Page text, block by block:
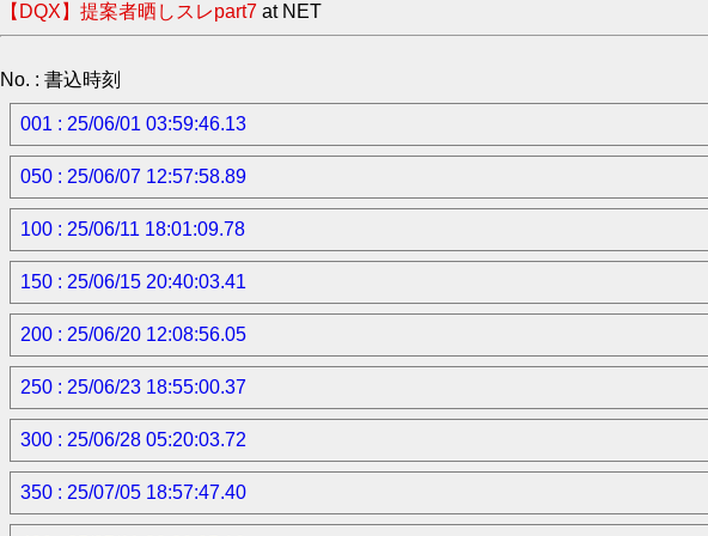
【DQX】提案者晒しスレpart7 at NET
No. : 書込時刻
001 : 25/06/01 03:59:46.13
050 : 25/06/07 12:57:58.89
100 : 25/06/11 18:01:09.78
150 : 25/06/15 20:40:03.41
200 : 25/06/20 12:08:56.05
250 : 25/06/23 18:55:00.37
300 : 25/06/28 05:20:03.72
350 : 25/07/05 18:57:47.40